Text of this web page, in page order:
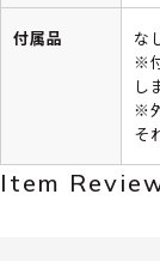
付属品
な
※
し
※
そ
Item